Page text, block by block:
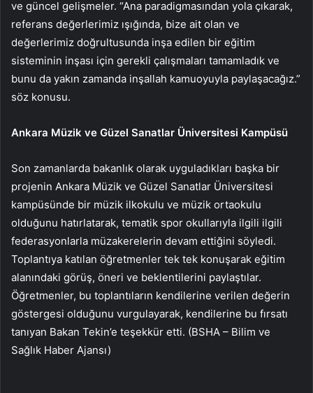
ve güncel gelişmeler. “Ana paradigmasından yola çıkarak,
referans değerlerimiz ışığında, bize ait olan ve
değerlerimiz doğrultusunda inşa edilen bir eğitim
sisteminin inşası için gerekli çalışmaları tamamladık ve
bunu da yakın zamanda inşallah kamuoyuyla paylaşacağız.”
söz konusu.
Ankara Müzik ve Güzel Sanatlar Üniversitesi Kampüsü
Son zamanlarda bakanlık olarak uyguladıkları başka bir
projenin Ankara Müzik ve Güzel Sanatlar Üniversitesi
kampüsünde bir müzik ilkokulu ve müzik ortaokulu
olduğunu hatırlatarak, tematik spor okullarıyla ilgili ilgili
federasyonlarla müzakerelerin devam ettiğini söyledi.
Toplantıya katılan öğretmenler tek tek konuşarak eğitim
alanındaki görüş, öneri ve beklentilerini paylaştılar.
Öğretmenler, bu toplantıların kendilerine verilen değerin
göstergesi olduğunu vurgulayarak, kendilerine bu fırsatı
tanıyan Bakan Tekin’e teşekkür etti. (BSHA – Bilim ve
Sağlık Haber Ajansı)